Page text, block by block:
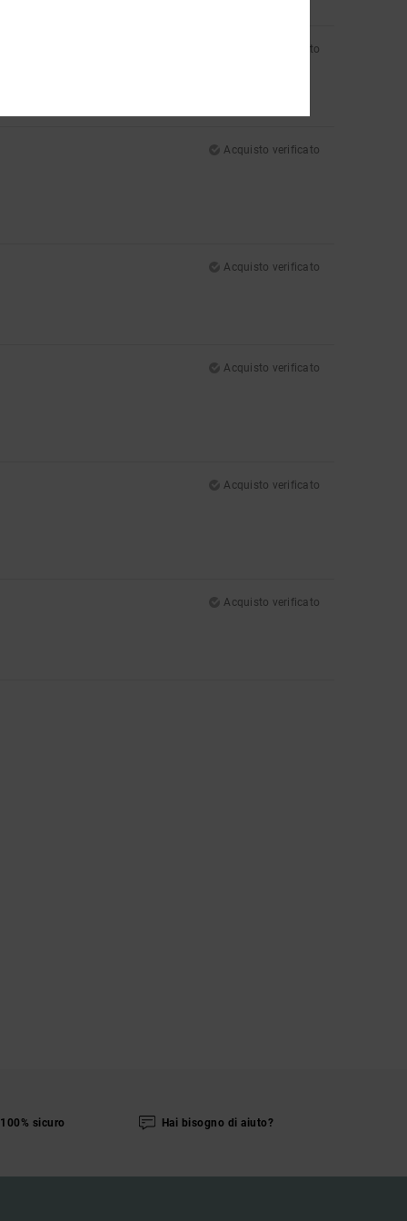
Acquisto verificato
Acquisto verificato
Acquisto verificato
Acquisto verificato
Acquisto verificato
Acquisto verificato
sicuro Hai bisogno di aiuto?